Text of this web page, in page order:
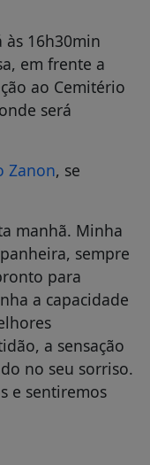
às 16h30min
em frente a
ao Cemitério
será
Zanon, se
manhã. Minha
sempre
para
a capacidade
a sensação
no seu sorriso.
e sentiremos